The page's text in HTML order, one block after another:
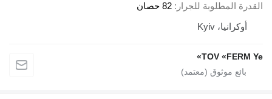
المطلوبة للجرار 82 حصان
أوكرانيا، Kyiv
TOV